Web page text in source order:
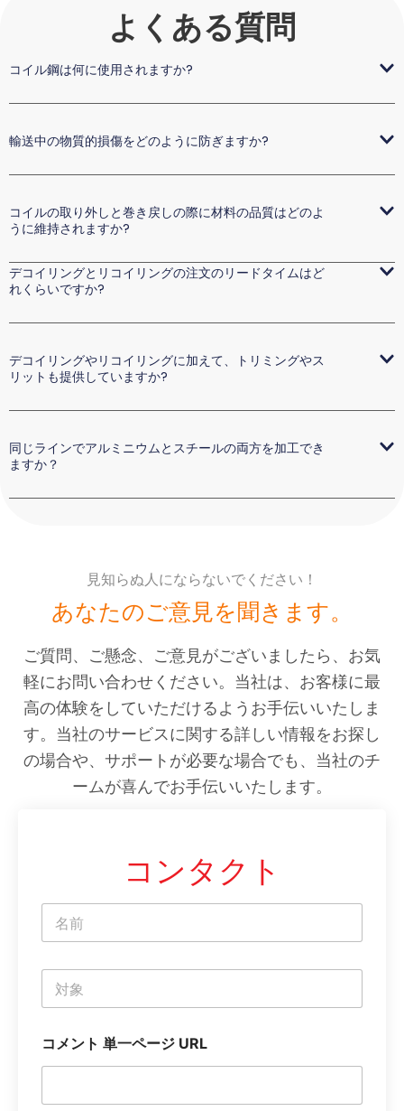
よくある質問
コイル鋼は何に使用されますか?
輸送中の物質的損傷をどのように防ぎますか?
コイルの取り外しと巻き戻しの際に材料の品質はどのよ
うに維持されますか?
デコイリングとリコイリングの注文のリードタイムはど
れくらいですか?
デコイリングやリコイリングに加えて、トリミングやス
リットも提供していますか?
同じラインでアルミニウムとスチールの両方を加工でき
ますか？
見知らぬ人にならないでください！
あなたのご意見を聞きます。
ご質問、ご懸念、ご意見がございましたら、お気
軽にお問い合わせください。当社は、お客様に最
高の体験をしていただけるようお手伝いいたしま
す。当社のサービスに関する詳しい情報をお探し
の場合や、サポートが必要な場合でも、当社のチ
ームが喜んでお手伝いいたします。
コンタクト
名
*
単
行
キ
ス
コメント 単一ページ URL